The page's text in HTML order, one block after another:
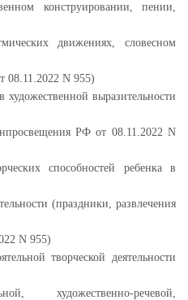
конструировании, пении,
движениях, словесном
08.11.2022 N 955)
художественной выразительности
РФ от 08.11.2022 N
способностей ребенка в
(праздники, развлечения
N 955)
творческой деятельности
художественно-речевой,